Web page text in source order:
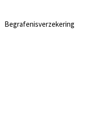
Begrafenisverzekering